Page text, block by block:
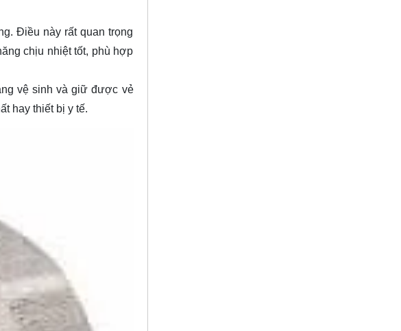
Điều này rất quan trọng
chịu nhiệt tốt, phù hợp
vệ sinh và giữ được vẻ
hay thiết bị y tế.